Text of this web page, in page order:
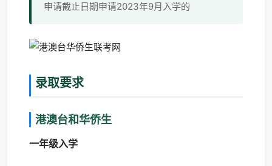
申请截止日期申请2023年9月入学的
录取要求
港澳台和华侨生
一年级入学